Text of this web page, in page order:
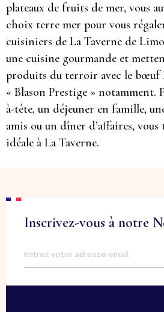
plateaux de fruits de mer, vous
choix terre mer pour vous
cuisiniers de La Taverne de
une cuisine gourmande et
produits du terroir avec le bœuf
« Blason Prestige » notamment.
à-tête, un déjeuner en famille,
amis ou un dîner d’affaires, vous
idéale à La Taverne.
Inscrivez-vous à notre